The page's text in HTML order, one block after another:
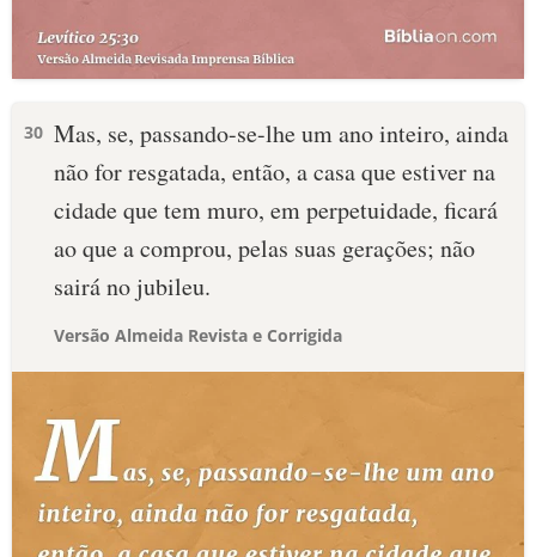
30 Mas, se, passando-se-lhe um ano inteiro, ainda
não for resgatada, então, a casa que estiver na
cidade que tem muro, em perpetuidade, ficará
ao que a comprou, pelas suas gerações; não
sairá no jubileu.
Versão Almeida Revista e Corrigida